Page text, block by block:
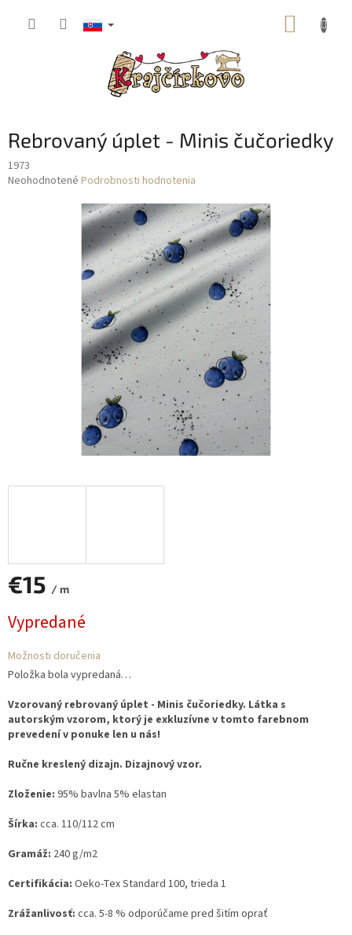
Rebrovaný úplet - Minis čučoriedky
1973
Priemerné
Neohodnotené Podrobnosti hodnotenia
€15 / m
cena:
Vypredané
Možnosti doručenia
Položka bola vypredaná…
Vzorovaný rebrovaný úplet - Minis čučoriedky. Látka s
autorským vzorom, ktorý je exkluzívne v tomto farebnom
prevedení v ponuke len u nás!
Ručne kreslený dizajn. Dizajnový vzor.
Zloženie: 95% bavlna 5% elastan
Šírka: cca. 110/112 cm
Gramáž: 240 g/m2
Certifikácia: Oeko-Tex Standard 100, trieda 1
Zrážanlivosť: cca. 5-8 % odporúčame pred šitím oprať